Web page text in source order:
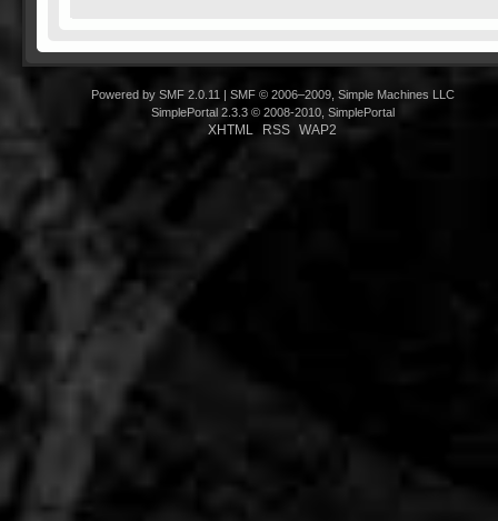
Powered by SMF 2.0.11
SMF © 2006–2009, Simple Machines LLC
SimplePortal 2.3.3 © 2008-2010, SimplePortal
XHTML RSS WAP2